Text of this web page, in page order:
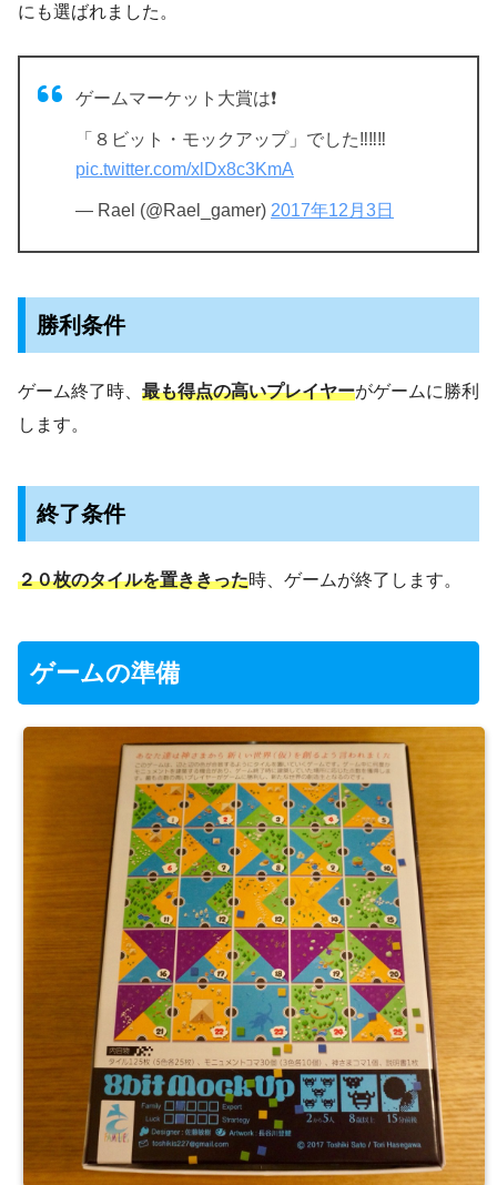
にも選ばれました。
ゲームマーケット大賞は❗️
「８ビット・モックアップ」でした‼️‼️‼️
pic.twitter.com/xlDx8c3KmA
— Rael (@Rael_gamer) 2017年12月3日
勝利条件
ゲーム終了時、 最も得点の高いプレイヤーがゲームに勝利
します。
終了条件
２０枚のタイルを置ききった時、ゲームが終了します。
ゲームの準備